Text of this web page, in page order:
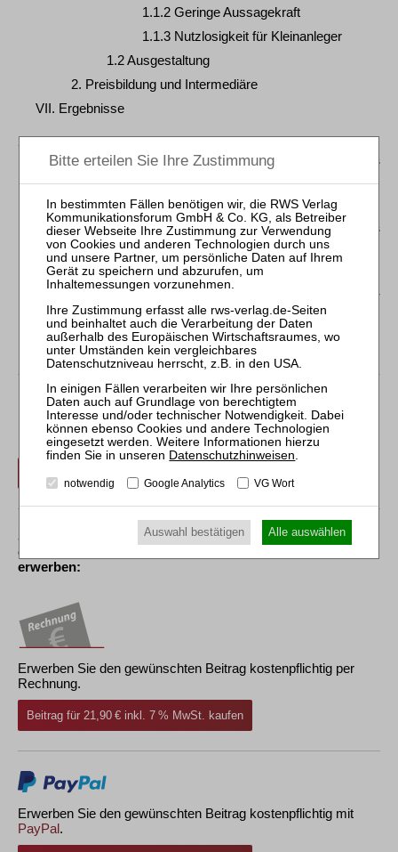
1.1.2 Geringe Aussagekraft
1.1.3 Nutzlosigkeit für Kleinanleger
1.2 Ausgestaltung
2. Preisbildung und Intermediäre
VII. Ergebnisse
Prof. Dr. iur, LL.M. (Harvard), Lehrstuhl für Bürgerliches
Recht und Wirtschaftsrecht, Humboldt-Universität zu
Berlin
Wissenschaftlicher Mitarbeiter, Lehrstuhl für Bürgerliches
Recht und Wirtschaftsrecht, Humboldt-Universität zu
Berlin
Rechtsanwalt und Assoziierter Partner der Schnittker
Möllmann Partners Rechtsanwälte Steuerberater PartG
mbB, Hamburg/Berlin
Der Inhalt dieses Beitrags ist nicht frei verfügbar.
Für Abonnenten ist der Zugang zu Aufsätzen und
Rechtsprechung frei.
Sollten Sie über kein Abonnement verfügen, können Sie
den gewünschten Beitrag trotzdem kostenpflichtig
erwerben:
Erwerben Sie den gewünschten Beitrag kostenpflichtig per
Rechnung.
Beitrag für 21,90 € inkl. 7 % MwSt. kaufen
Erwerben Sie den gewünschten Beitrag kostenpflichtig mit
PayPal.
Datenschutzhinweisen.
notwendig Google Analytics VG Wort
Auswahl bestätigen Alle auswählen